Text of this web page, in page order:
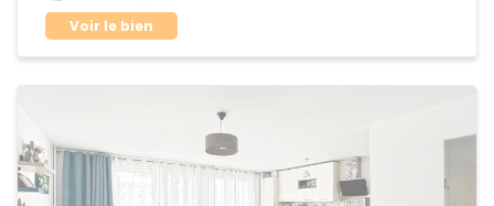
Voir le bien